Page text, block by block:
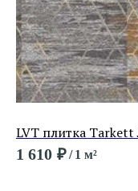
LVT плитка
1 610 ₽/ 1 м²